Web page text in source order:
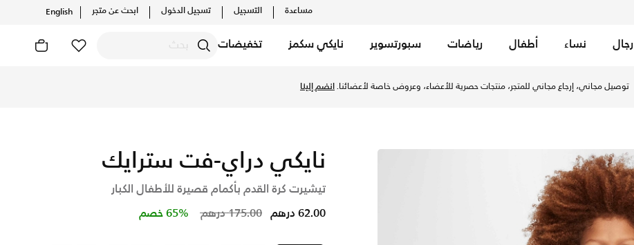
مساعدة التسجيل تسجيل الدخول ابحث عن متجر English
رجال نساء أطفال رياضات سبورتسوير نايكي سكمز تخفيضات
توصيل مجاني، إرجاع مجاني للمتجر، منتجات حصرية للأعضاء، وعروض خاصة لأعضائنا.انضم إلينا
نايكي دراي-فت سترايك
تيشيرت كرة القدم بأكمام قصيرة للأطفال الكبار
Price reduced from
175.00 درهم to 62.00 درهم 65% خصم